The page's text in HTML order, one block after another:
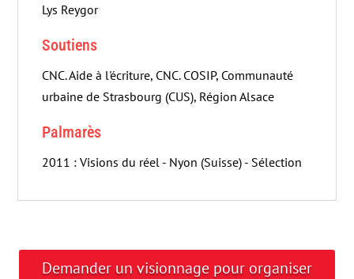
Lys Reygor
Soutiens
CNC. Aide à l'écriture, CNC. COSIP, Communauté
urbaine de Strasbourg (CUS), Région Alsace
Palmarès
2011 : Visions du réel - Nyon (Suisse) - Sélection
Demander un visionnage pour organiser